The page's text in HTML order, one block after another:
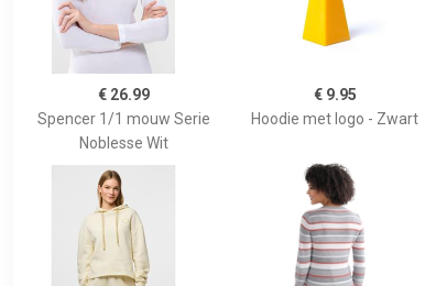
€ 26.99
Spencer 1/1 mouw Serie
Noblesse Wit
€ 9.95
Hoodie met logo - Zwart